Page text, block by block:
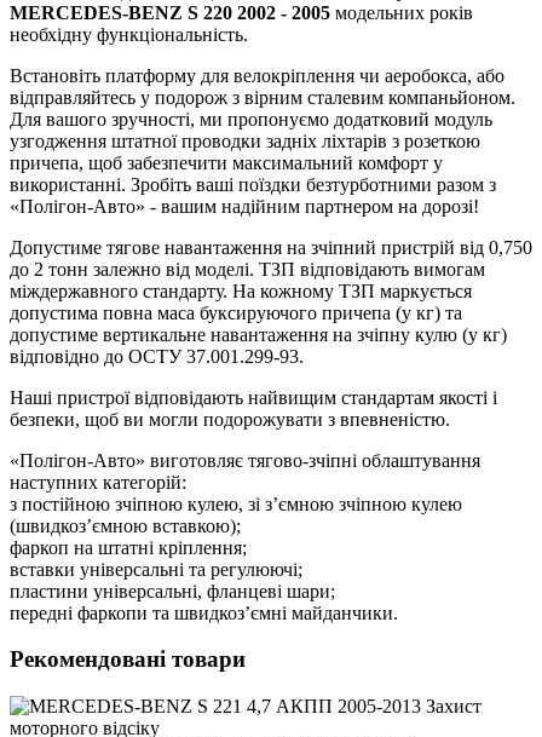
MERCEDES-BENZ S 220 2002 - 2005 модельних років
необхідну функціональність.
Встановіть платформу для велокріплення чи аеробокса, або
відправляйтесь у подорож з вірним сталевим компаньйоном.
Для вашого зручності, ми пропонуємо додатковий модуль
узгодження штатної проводки задніх ліхтарів з розеткою
причепа, щоб забезпечити максимальний комфорт у
використанні. Зробіть ваші поїздки безтурботними разом з
«Полігон-Авто» - вашим надійним партнером на дорозі!
Допустиме тягове навантаження на зчіпний пристрій від 0,750
до 2 тонн залежно від моделі. ТЗП відповідають вимогам
міждержавного стандарту. На кожному ТЗП маркується
допустима повна маса буксируючого причепа (у кг) та
допустиме вертикальне навантаження на зчіпну кулю (у кг)
відповідно до ОСТУ 37.001.299-93.
Наші пристрої відповідають найвищим стандартам якості і
безпеки, щоб ви могли подорожувати з впевненістю.
«Полігон-Авто» виготовляє тягово-зчіпні облаштування
наступних категорій:
з постійною зчіпною кулею, зі з’ємною зчіпною кулею
(швидкоз’ємною вставкою);
фаркоп на штатні кріплення;
вставки універсальні та регулюючі;
пластини універсальні, фланцеві шари;
передні фаркопи та швидкоз’ємні майданчики.
Рекомендовані товари